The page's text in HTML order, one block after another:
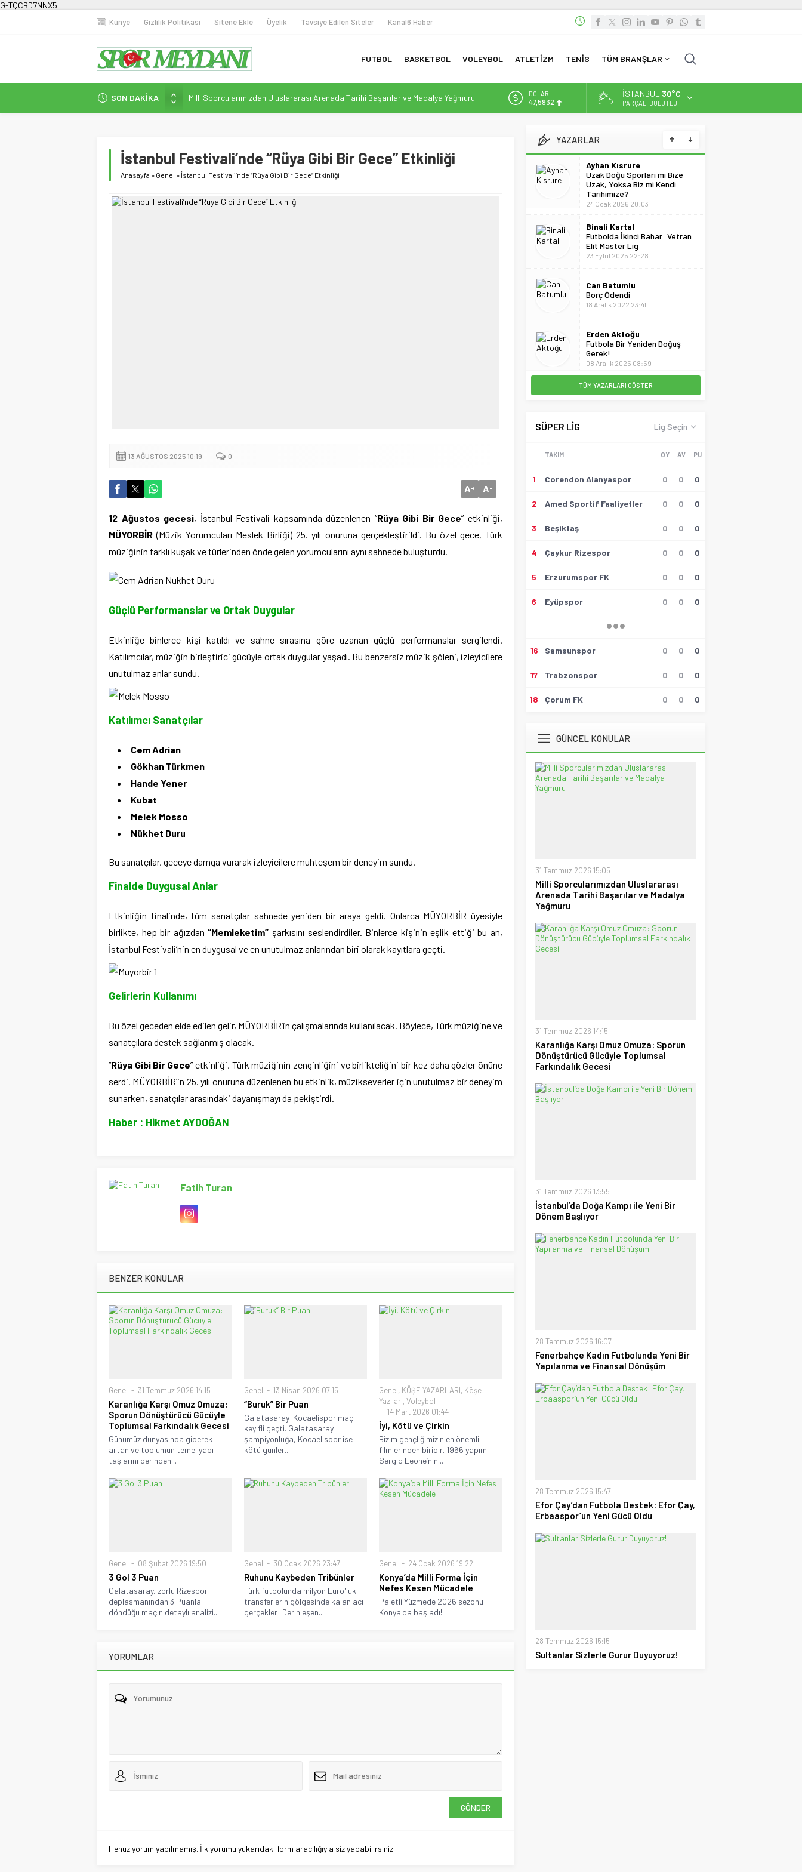
G-TQCBD7NNX5
Künye Gizlilik Politikası Sitene Ekle Üyelik Tavsiye Edilen Siteler Kanal6 Haber
FUTBOL BASKETBOL VOLEYBOL ATLETİZM TENİS TÜM BRANŞLAR
SON DAKİKA
Milli Sporcularımızdan Uluslararası Arenada Tarihi Başarılar ve Madalya Yağmuru
Karanlığa Karşı Omuz Omuza: Sporun Dönüştürücü Gücüyle Toplumsal Farkındalık
Fenerbahçe Kadın Futbolunda Yeni Bir Yapılanma ve Finansal Dönüşüm
Efor Çay’dan Futbola Destek: Efor Çay, Erbaaspor’un Yeni Gücü Oldu
DOLAR
47,5932
55,0919
ALTIN
BİST
İSTANBUL 30°C
PARÇALI BULUTLU
İstanbul Festivali’nde “Rüya Gibi Bir Gece” Etkinliği
Anasayfa » Genel » İstanbul Festivali’nde “Rüya Gibi Bir Gece” Etkinliği
13 AĞUSTOS 2025 10:19 0
A+ A-
12 Ağustos gecesi, İstanbul Festivali kapsamında düzenlenen “Rüya Gibi Bir Gece” etkinliği,
MÜYORBİR (Müzik Yorumcuları Meslek Birliği) 25. yılı onuruna gerçekleştirildi. Bu özel gece, Türk
müziğinin farklı kuşak ve türlerinden önde gelen yorumcularını aynı sahnede buluşturdu.
Güçlü Performanslar ve Ortak Duygular
Etkinliğe binlerce kişi katıldı ve sahne sırasına göre uzanan güçlü performanslar sergilendi.
Katılımcılar, müziğin birleştirici gücüyle ortak duygular yaşadı. Bu benzersiz müzik şöleni, izleyicilere
unutulmaz anlar sundu.
Katılımcı Sanatçılar
Cem Adrian
Gökhan Türkmen
Hande Yener
Kubat
Melek Mosso
Nükhet Duru
Bu sanatçılar, geceye damga vurarak izleyicilere muhteşem bir deneyim sundu.
Finalde Duygusal Anlar
Etkinliğin finalinde, tüm sanatçılar sahnede yeniden bir araya geldi. Onlarca MÜYORBİR üyesiyle
birlikte, hep bir ağızdan“Memleketim” şarkısını seslendirdiler. Binlerce kişinin eşlik ettiği bu an,
İstanbul Festivali’nin en duygusal ve en unutulmaz anlarından biri olarak kayıtlara geçti.
Gelirlerin Kullanımı
Bu özel geceden elde edilen gelir, MÜYORBİR’in çalışmalarında kullanılacak. Böylece, Türk müziğine ve
sanatçılara destek sağlanmış olacak.
“Rüya Gibi Bir Gece” etkinliği, Türk müziğinin zenginliğini ve birlikteliğini bir kez daha gözler önüne
serdi. MÜYORBİR’in 25. yılı onuruna düzenlenen bu etkinlik, müzikseverler için unutulmaz bir deneyim
sunarken, sanatçılar arasındaki dayanışmayı da pekiştirdi.
Haber : Hikmet AYDOĞAN
Fatih Turan
BENZER KONULAR
Genel 31 Temmuz 2026 14:15
Karanlığa Karşı Omuz Omuza:
Sporun Dönüştürücü Gücüyle
Toplumsal Farkındalık Gecesi
Günümüz dünyasında giderek
artan ve toplumun temel yapı
taşlarını derinden...
Genel 13 Nisan 2026 07:15
“Buruk” Bir Puan
Galatasaray-Kocaelispor maçı
keyifli geçti. Galatasaray
şampiyonluğa, Kocaelispor ise
kötü günler...
Genel, KÖŞE YAZARLARI, Köşe
Yazıları,Voleybol
14 Mart 2026 01:44
İyi, Kötü ve Çirkin
Bizim gençliğimizin en önemli
filmlerinden biridir. 1966 yapımı
Sergio Leone’nin...
Genel 08 Şubat 2026 19:50
3 Gol 3 Puan
Galatasaray, zorlu Rizespor
deplasmanından 3 Puanla
döndüğü maçın detaylı analizi...
Genel 30 Ocak 2026 23:47
Ruhunu Kaybeden Tribünler
Türk futbolunda milyon Euro'luk
transferlerin gölgesinde kalan acı
gerçekler: Derinleşen...
Genel 24 Ocak 2026 19:22
Konya’da Milli Forma İçin
Nefes Kesen Mücadele
Paletli Yüzmede 2026 sezonu
Konya'da başladı!
YORUMLAR
Henüz yorum yapılmamış. İlk yorumu yukarıdaki form aracılığıyla siz yapabilirsiniz.
YAZARLAR
Uzak Doğu Sporları mı Bize
Uzak, Yoksa Biz mi Kendi
Tarihimize?
24 Ocak 2026 20:03
Futbolda İkinci Bahar: Vetran
Elit Master Lig
23 Eylül 2025 22:28
Borç Ödendi
18 Aralık 2022 23:41
Futbola Bir Yeniden Doğuş
Gerek!
08 Aralık 2025 08:59
Milli Sporcularımızdan
Barış Alper Neden Hedefte?
Artvin Amatör Ligi Şampiyonu
Hüseyin Tokmak
17 Mayıs 2026 23:00
UEFA Son 16 Turu’nda
NoFenerbahçe! YesTtingham
Atatürk’ün Kızları
Spor Meydanı
Ufuk Ağca
“Şampiyon” Galatasaray
TÜM YAZARLARI GÖSTER
Lig Seçin
SÜPER LİG
TAKIM OY AV PU
1 Corendon Alanyaspor 0 0 0
2 Amed Sportif Faaliyetler 0 0 0
3 Beşiktaş 0 0 0
4 Çaykur Rizespor 0 0 0
5 Erzurumspor FK 0 0 0
6 Eyüpspor 0 0 0
16 Samsunspor 0 0 0
17 Trabzonspor 0 0 0
18 Çorum FK 0 0 0
GÜNCEL KONULAR
31 Temmuz 2026 15:05
Milli Sporcularımızdan Uluslararası
Arenada Tarihi Başarılar ve Madalya
Yağmuru
31 Temmuz 2026 14:15
Karanlığa Karşı Omuz Omuza: Sporun
Dönüştürücü Gücüyle Toplumsal
Farkındalık Gecesi
31 Temmuz 2026 13:55
İstanbul’da Doğa Kampı ile Yeni Bir
Dönem Başlıyor
28 Temmuz 2026 16:07
Fenerbahçe Kadın Futbolunda Yeni Bir
Yapılanma ve Finansal Dönüşüm
28 Temmuz 2026 15:47
Efor Çay’dan Futbola Destek: Efor Çay,
Erbaaspor’un Yeni Gücü Oldu
28 Temmuz 2026 15:15
Sultanlar Sizlerle Gurur Duyuyoruz!